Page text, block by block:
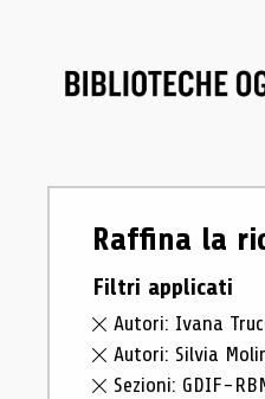
Raffina la
Filtri applicati
Autori: Ivana
Autori: Silvia
Sezioni: GDIF-